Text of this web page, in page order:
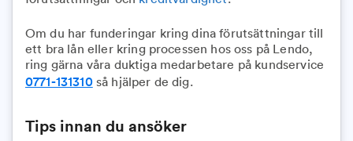
Om du har funderingar kring dina förutsättningar till
ett bra lån eller kring processen hos oss på Lendo,
ring gärna våra duktiga medarbetare på kundservice
0771-131310så hjälper de dig.
Tips innan du ansöker